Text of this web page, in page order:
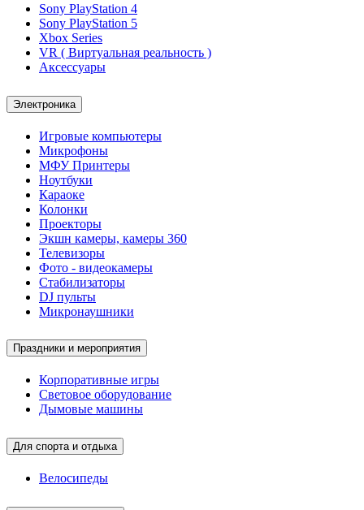
Sony PlayStation 4
Sony PlayStation 5
Xbox Series
VR ( Виртуальная реальность )
Аксессуары
Электроника
Игровые компьютеры
Микрофоны
МФУ Принтеры
Ноутбуки
Караоке
Колонки
Проекторы
Экшн камеры, камеры 360
Телевизоры
Фото - видеокамеры
Стабилизаторы
DJ пульты
Микронаушники
Праздники и мероприятия
Корпоративные игры
Световое оборудование
Дымовые машины
Для спорта и отдыха
Велосипеды